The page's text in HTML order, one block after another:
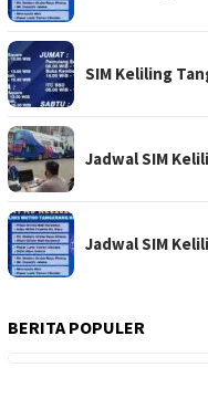
SIM Keliling
Jadwal SIM
Jadwal SIM
BERITA POPULER